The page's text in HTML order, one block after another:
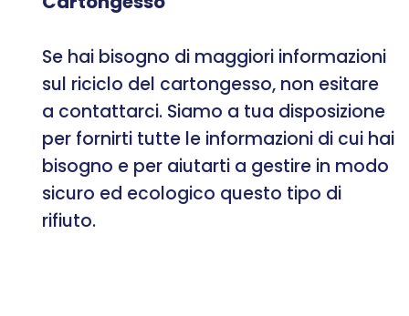
Se hai bisogno di maggiori informazioni
sul riciclo del cartongesso, non esitare
a contattarci. Siamo a tua disposizione
per fornirti tutte le informazioni di cui hai
bisogno e per aiutarti a gestire in modo
sicuro ed ecologico questo tipo di
rifiuto.